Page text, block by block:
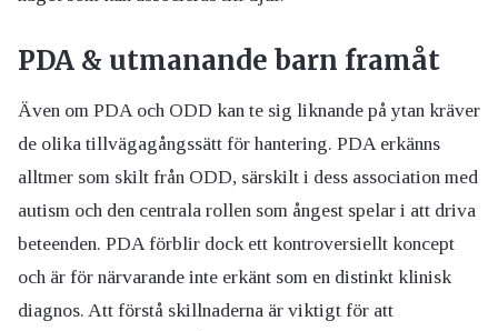
PDA & utmanande barn framåt
Även om PDA och ODD kan te sig liknande på ytan kräver
de olika tillvägagångssätt för hantering. PDA erkänns
alltmer som skilt från ODD, särskilt i dess association med
autism och den centrala rollen som ångest spelar i att driva
beteenden. PDA förblir dock ett kontroversiellt koncept
och är för närvarande inte erkänt som en distinkt klinisk
diagnos. Att förstå skillnaderna är viktigt för att